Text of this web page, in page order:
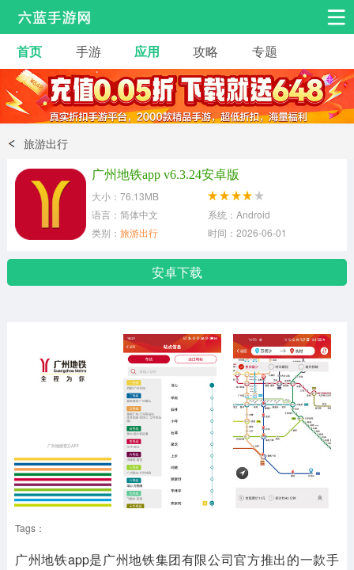
安卓手游 手游工具
热门手游 角色扮演 益智休闲
动作射击
冒险解谜 经营养成
体育竞技
首页 手游 应用 攻略 专题
旅游出行
广州地铁app v6.3.24安卓版
大小：76.13MB
语言：简体中文
系统：Android
类别： 旅游出行 时间：2026-06-01
安卓下载
Tags：
广州地铁app是广州地铁集团有限公司官方推出的一款手